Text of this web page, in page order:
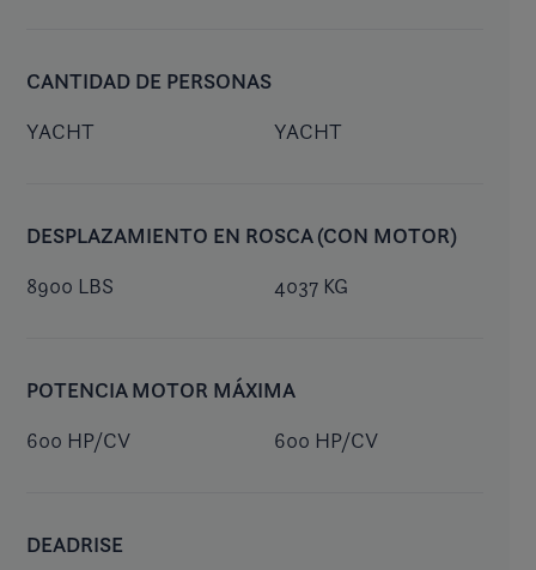
CANTIDAD DE PERSONAS
YACHT YACHT
DESPLAZAMIENTO EN ROSCA (CON MOTOR)
8900 LBS 4037 KG
POTENCIA MOTOR MÁXIMA
600 HP/CV 600 HP/CV
DEADRISE